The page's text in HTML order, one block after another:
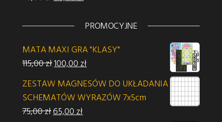
PROMOCYJNE
MATA MAXI GRA "KLASY"
115,00złPierwotna cena wynosiła: 115,00 zł.
100,00 złAktualna cena wynosi: 100,00 zł.
ZESTAW MAGNESÓW DO UKŁADANIA
SCHEMATÓW WYRAZÓW 7x5cm
75,00złPierwotna cena wynosiła: 75,00 zł.
65,00 złAktualna cena wynosi: 65,00 zł.